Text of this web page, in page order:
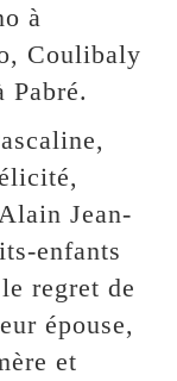
à
Coulibaly
Pabré.
Jean-
enfants
regret de
épouse,
et